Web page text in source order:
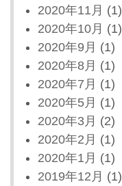
2020年11月 (1)
2020年10月 (1)
2020年9月 (1)
2020年8月 (1)
2020年7月 (1)
2020年5月 (1)
2020年3月 (2)
2020年2月 (1)
2020年1月 (1)
2019年12月 (1)